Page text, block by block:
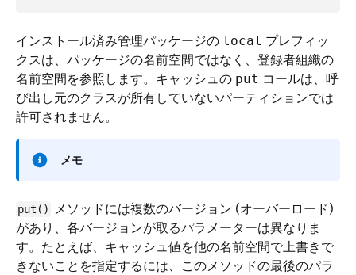
インストール済み管理パッケージの local プレフィッ
クスは、パッケージの名前空間ではなく、登録者組織の
名前空間を参照します。キャッシュの put コールは、呼
び出し元のクラスが所有していないパーティションでは
許可されません。
メモ
put()
メソッドには複数のバージョン (オーバーロード)
があり、各バージョンが取るパラメーターは異なりま
す。たとえば、キャッシュ値を他の名前空間で上書きで
きないことを指定するには、このメソッドの最後のパラ